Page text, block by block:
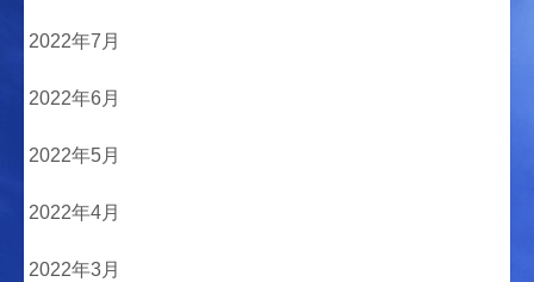
2022年7月
2022年6月
2022年5月
2022年4月
2022年3月